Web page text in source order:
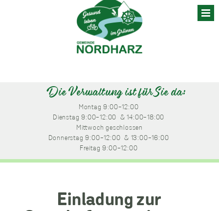
Die Verwaltung ist für Sie da:
Montag 9:00-12:00
Dienstag 9:00-12:00 & 14:00-18:00
Mittwoch geschlossen
Donnerstag 9:00-12:00 & 13:00-16:00
Freitag 9:00-12:00